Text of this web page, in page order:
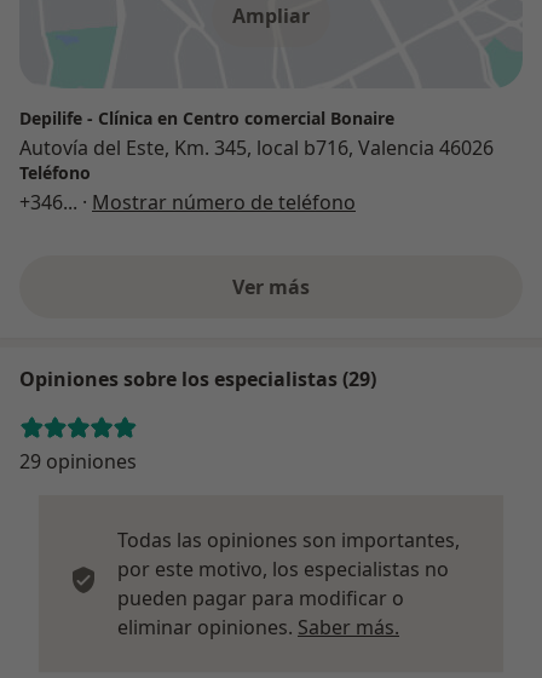
Ampliar
Depilife - Clínica en Centro comercial Bonaire
Autovía del Este, Km. 345, local b716, Valencia 46026
Teléfono
+346... · Mostrar número de teléfono
Ver más
Opiniones sobre los especialistas (29)
29 opiniones
Todas las opiniones son importantes,
por este motivo, los especialistas no
pueden pagar para modificar o
eliminar opiniones. Saber más.